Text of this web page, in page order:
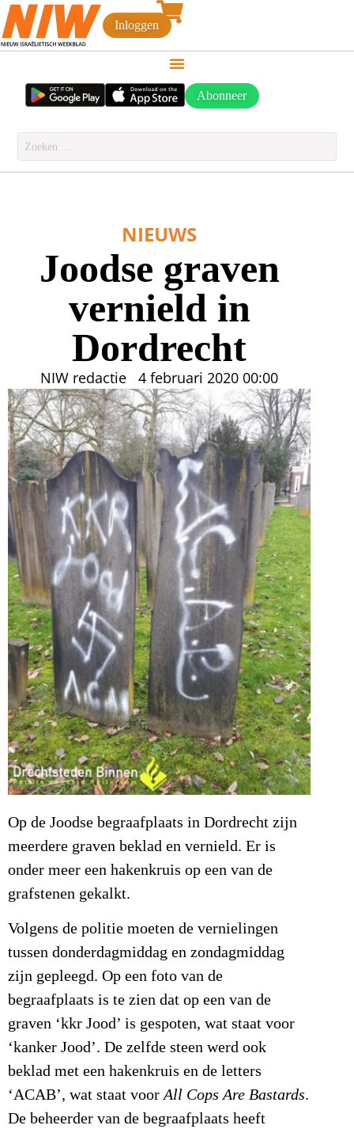
Inloggen
Abonneer
NIEUWS
Joodse graven
vernield in
Dordrecht
NIW redactie 4 februari 2020 00:00
Op de Joodse begraafplaats in Dordrecht zijn
meerdere graven beklad en vernield. Er is
onder meer een hakenkruis op een van de
grafstenen gekalkt.
Volgens de politie moeten de vernielingen
tussen donderdagmiddag en zondagmiddag
zijn gepleegd. Op een foto van de
begraafplaats is te zien dat op een van de
graven ‘kkr Jood’ is gespoten, wat staat voor
‘kanker Jood’. De zelfde steen werd ook
beklad met een hakenkruis en de letters
‘ACAB’, wat staat voorAll Cops Are Bastards.
De beheerder van de begraafplaats heeft